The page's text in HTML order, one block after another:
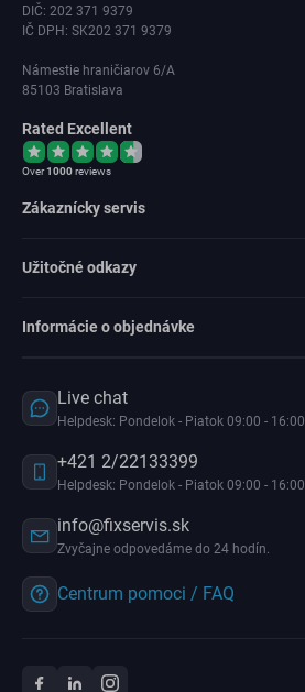
DIČ: 202 371 9379
IČ DPH: SK202 371 9379
Námestie hraničiarov 6/A
85103 Bratislava
Rated Excellent
Over1000reviews
Zákaznícky servis
Užitočné odkazy
Informácie o objednávke
Live chat
Helpdesk: Pondelok - Piatok 09:00 - 16:00
+421 2/22133399
Helpdesk: Pondelok - Piatok 09:00 - 16:00
info@fixservis.sk
Zvyčajne odpovedáme do 24 hodín.
Centrum pomoci / FAQ